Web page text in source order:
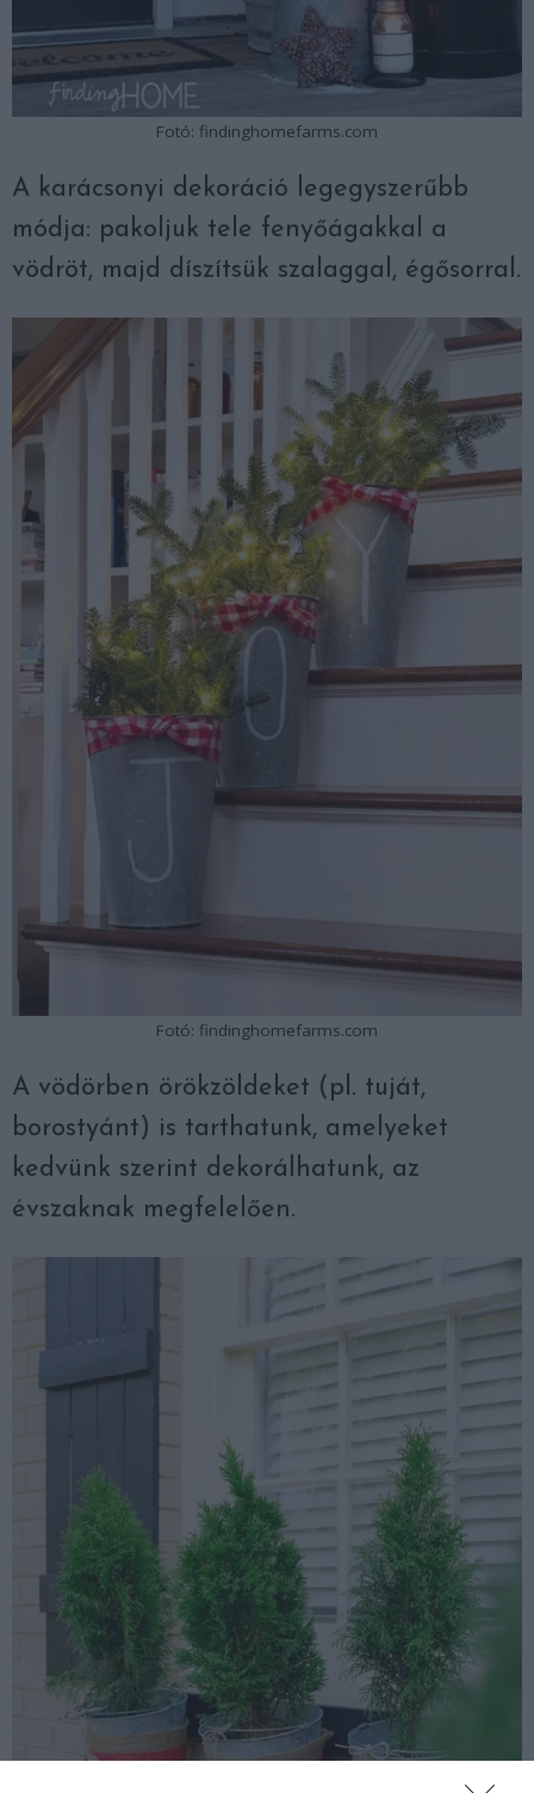
Fotó: findinghomefarms.com
A karácsonyi dekoráció legegyszerűbb
módja: pakoljuk tele fenyőágakkal a
vödröt, majd díszítsük szalaggal, égősorral.
Fotó: findinghomefarms.com
A vödörben örökzöldeket (pl. tuját,
borostyánt) is tarthatunk, amelyeket
kedvünk szerint dekorálhatunk, az
évszaknak megfelelően.